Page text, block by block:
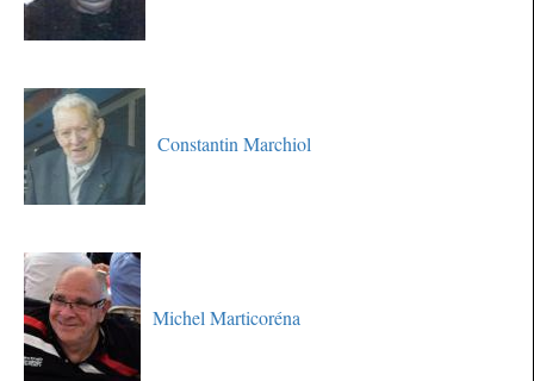
Constantin Marchiol
Michel Marticoréna